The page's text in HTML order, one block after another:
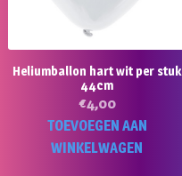
Heliumballon hart wit per stuk
44cm
€4,00
TOEVOEGEN AAN
WINKELWAGEN